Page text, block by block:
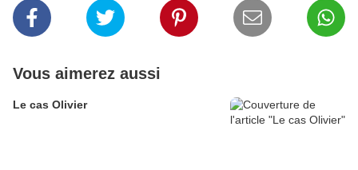
Vous aimerez aussi
Le cas Olivier